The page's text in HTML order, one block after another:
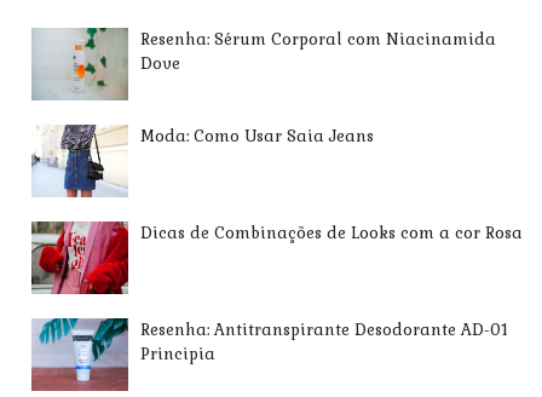
Resenha: Sérum Corporal com Niacinamida
Dove
Moda: Como Usar Saia Jeans
Dicas de Combinações de Looks com a cor Rosa
Resenha: Antitranspirante Desodorante AD-01
Principia